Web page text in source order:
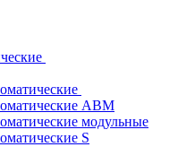
АВМ
модульные
S